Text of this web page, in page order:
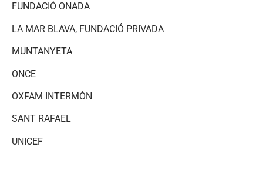
FUNDACIÓ ONADA
LA MAR BLAVA, FUNDACIÓ PRIVADA
MUNTANYETA
ONCE
OXFAM INTERMÓN
SANT RAFAEL
UNICEF